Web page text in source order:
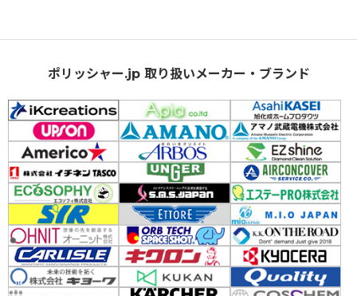
ポリッシャー.jp 取り扱いメーカー・ブランド